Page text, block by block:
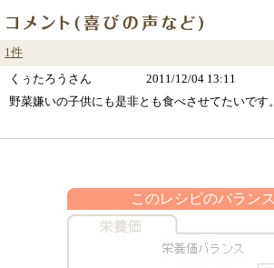
1件
くぅたろうさん
2011/12/04 13:11
野菜嫌いの子供にも是非とも食べさせてたいです。
このレシピのバランス